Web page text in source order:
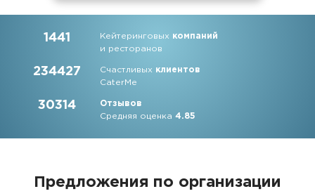
1441 Кейтеринговых компаний
и ресторанов
234427 Счастливых клиентов
CaterMe
30314
Отзывов
Средняя оценка4.85
Предложения по организации